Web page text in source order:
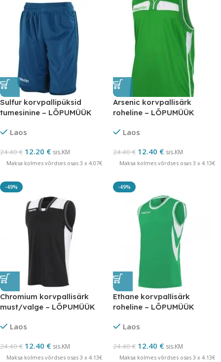
Sulfur korvpallipüksid
tumesinine – LÕPUMÜÜK
Laos
24.40€ 12.20 € sis.KM
Maksa kolmes võrdses osas 3 x 4.07€
Arsenic korvpallisärk
roheline – LÕPUMÜÜK
Laos
24.40€ 12.40 € sis.KM
Maksa kolmes võrdses osas 3 x 4.13€
-49%
Chromium korvpallisärk
must/valge – LÕPUMÜÜK
Laos
24.40€ 12.40 € sis.KM
Maksa kolmes võrdses osas 3 x 4.13€
-49%
Ethane korvpallisärk
roheline – LÕPUMÜÜK
Laos
24.40€ 12.40 € sis.KM
Maksa kolmes võrdses osas 3 x 4.13€